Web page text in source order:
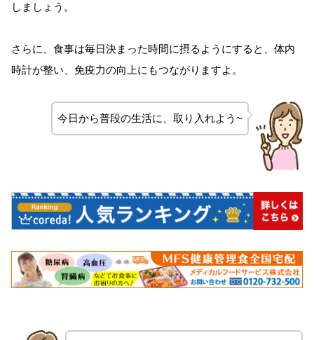
しましょう。
さらに、食事は毎日決まった時間に摂るようにすると、体内
時計が整い、免疫力の向上にもつながりますよ。
今日から普段の生活に、取り入れよう~